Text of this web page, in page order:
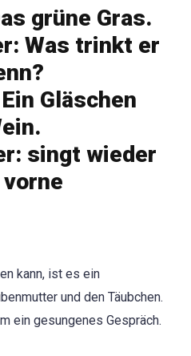
grüne Gras.
Was trinkt er
Gläschen
singt wieder
kann, ist es ein
und den Täubchen.
ein gesungenes Gespräch.